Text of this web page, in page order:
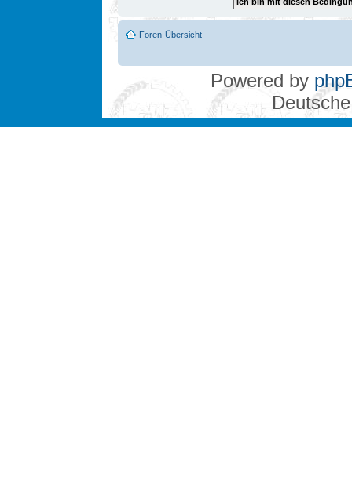
Foren-Übersicht
Powered by